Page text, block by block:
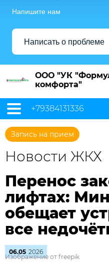
Напишите нам
Написать о проблеме
ООО "УК
комфорта"
+79384131336
Запись на прием
Новости ЖКХ
Перенос
лифтах:
обещает
все
06.05 2026
Изображение от freepik